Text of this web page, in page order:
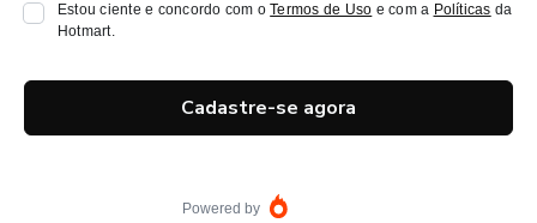
Estou ciente e concordo com oTermos de Uso e com a Políticas da
Hotmart.
Cadastre-se agora
Powered by